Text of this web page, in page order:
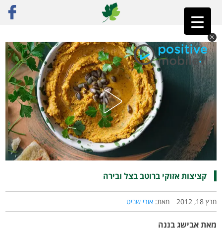
ראשי»רק מתכונים קציצות אזוקי ברוטב בצל ובירה
קציצות אזוקי ברוטב בצל ובירה
מרץ 18, 2012 מאת: אורי שביט
מאת אבישג בננה